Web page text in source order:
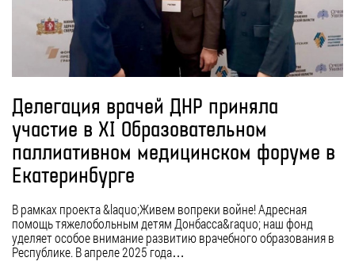
Делегация врачей ДНР приняла
участие в ХI Образовательном
паллиативном медицинском форуме в
Екатеринбурге
В рамках проекта &laquo;Живем вопреки войне! Адресная
помощь тяжелобольным детям Донбасса&raquo; наш фонд
уделяет особое внимание развитию врачебного образования в
Республике. В апреле 2025 года…